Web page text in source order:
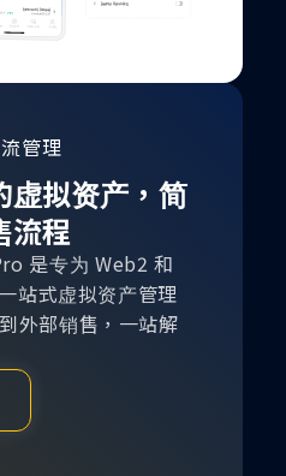
管理
虚拟资产，简
流程
是专为 Web2 和
站式虚拟资产管理
外部销售，一站解